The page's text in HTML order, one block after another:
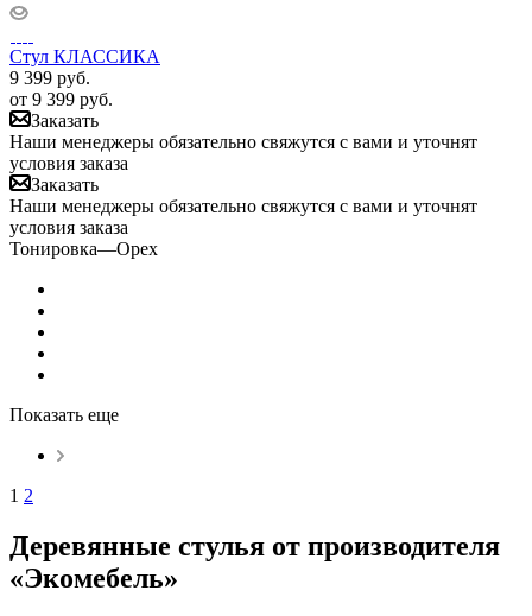
Стул КЛАССИКА
9 399 руб.
от 9 399 руб.
Заказать
Наши менеджеры обязательно свяжутся с вами и уточнят
условия заказа
Заказать
Наши менеджеры обязательно свяжутся с вами и уточнят
условия заказа
Тонировка—Орех
Показать еще
1 2
Деревянные стулья от производителя
«Экомебель»